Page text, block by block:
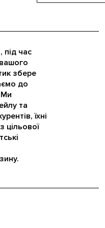
під час
збере
до
Ми
та
їхні
цільової